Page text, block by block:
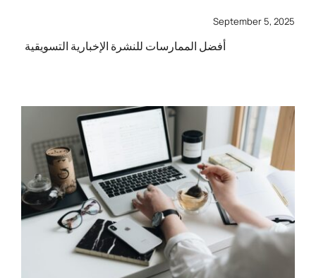
September 5, 2025
أفضل الممارسات للنشرة الإخبارية التسويقية